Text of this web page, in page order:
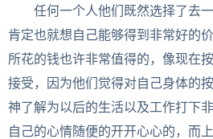
任何一个人他们既然选择了去
肯定也就想自己能够得到非常好的
所花的钱也许非常值得的，像现在
接受，因为他们觉得对自己身体的
神了解为以后的生活以及工作打下
自己的心情随便的开开心心的，而